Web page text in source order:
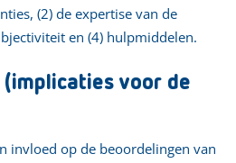
(2) de expertise van de
en (4) hulpmiddelen.
(implicaties voor de
invloed op de beoordelingen van